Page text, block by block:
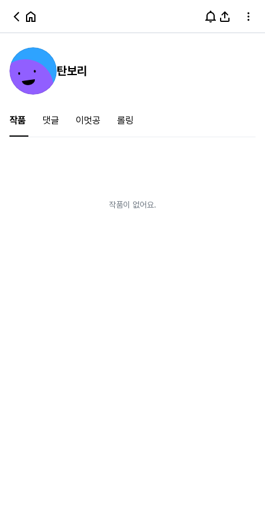
탄보리
작품 댓글 이멋공 롤링
작품이 없어요.